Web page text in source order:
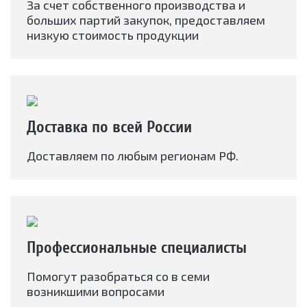
За счет собственного производства и
больших партий закупок, предоставляем
низкую стоимость продукции
Доставка по всей России
Доставляем по любым регионам РФ.
Профессиональные специалисты
Помогут разобраться со в семи
возникшими вопросами